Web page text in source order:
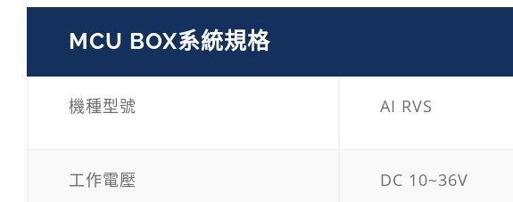
MCU BOX系統規格
機種型號 AI RVS
工作電壓 DC 10~36V